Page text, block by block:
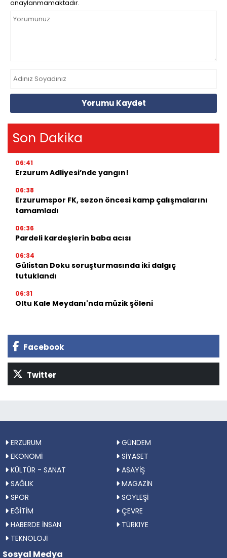
onaylanmamaktadır.
Yorumu Kaydet
Son Dakika
06:41
Erzurum Adliyesi’nde yangın!
06:38
Erzurumspor FK, sezon öncesi kamp çalışmalarını
tamamladı
06:36
Pardeli kardeşlerin baba acısı
06:34
Gülistan Doku soruşturmasında iki dalgıç
tutuklandı
06:31
Oltu Kale Meydanı'nda müzik şöleni
Facebook
Twitter
ERZURUM
GÜNDEM
EKONOMİ
SİYASET
KÜLTÜR - SANAT
ASAYİŞ
SAĞLIK
MAGAZİN
SPOR
SÖYLEŞİ
EĞİTİM
ÇEVRE
HABERDE İNSAN
TÜRKIYE
TEKNOLOJİ
Sosyal Medya